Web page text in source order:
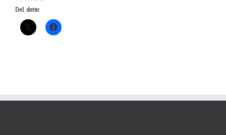
Del dette: